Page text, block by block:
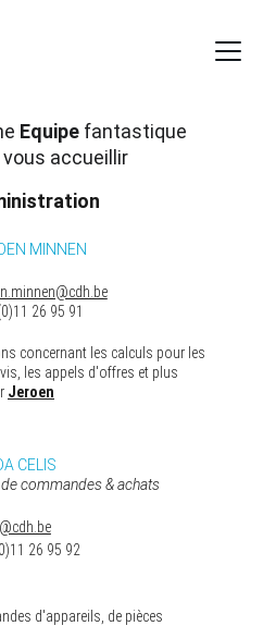
Equipe fantastique
accueillir
MINNEN
26 95 91
CELIS
commandes & achats
26 95 92
concernant les calculs pour les
les appels d'offres et plus
Jeroen
d'appareils, de pièces